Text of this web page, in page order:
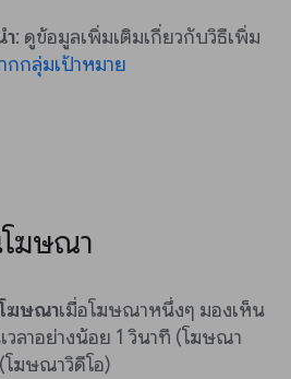
: ดูข้อมูลเพิ่มเติมเกี่ยวกับวิธีเพิ่ม
กกลุ่มเป้าหมาย
ฆษณา
ฆษณาเมื่อโฆษณาหนึ่งๆ มองเห็น
วลาอย่างน้อย 1 วินาที (โฆษณา
โฆษณาวิดีโอ)